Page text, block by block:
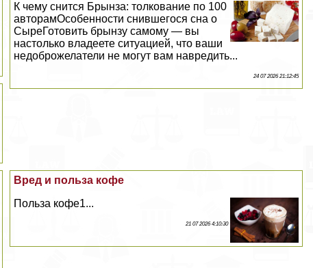
К чему снится Брынза: толкование по 100
авторамОсобенности снившегося сна о
СыреГотовить брынзу самому — вы
настолько владеете ситуацией, что ваши
недоброжелатели не могут вам навредить...
24 07 2026 21:12:45
Вред и польза кофе
Польза кофе1...
21 07 2026 4:10:30